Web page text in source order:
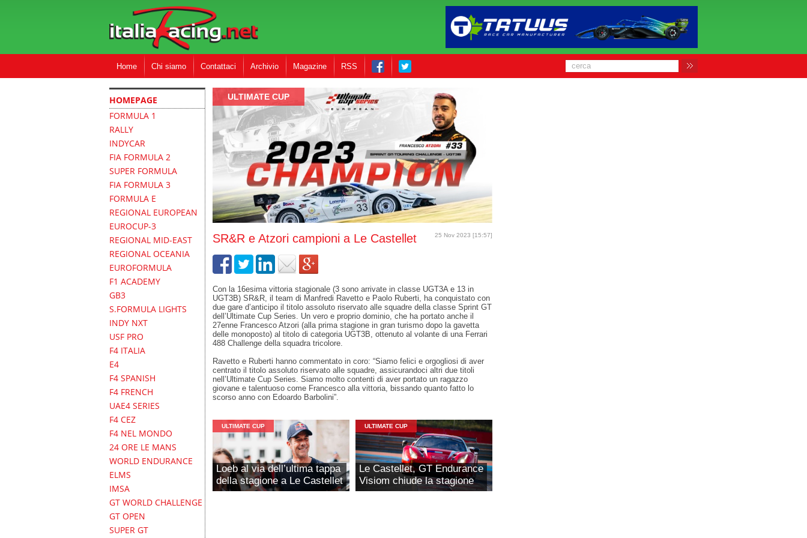
Home Chi siamo Contattaci Archivio Magazine RSS
HOMEPAGE
FORMULA 1
RALLY
INDYCAR
FIA FORMULA 2
SUPER FORMULA
FIA FORMULA 3
FORMULA E
REGIONAL EUROPEAN
EUROCUP-3
REGIONAL MID-EAST
REGIONAL OCEANIA
EUROFORMULA
F1 ACADEMY
GB3
S.FORMULA LIGHTS
INDY NXT
USF PRO
F4 ITALIA
E4
F4 SPANISH
F4 FRENCH
UAE4 SERIES
F4 CEZ
F4 NEL MONDO
24 ORE LE MANS
WORLD ENDURANCE
ELMS
IMSA
GT WORLD CHALLENGE
GT OPEN
SUPER GT
ULTIMATE CUP
25 Nov 2023 [15:57]
SR&R e Atzori campioni a Le Castellet
Con la 16esima vittoria stagionale (3 sono arrivate in classe UGT3A e 13 in
UGT3B) SR&R, il team di Manfredi Ravetto e Paolo Ruberti, ha conquistato con
due gare d’anticipo il titolo assoluto riservato alle squadre della classe Sprint GT
dell’Ultimate Cup Series. Un vero e proprio dominio, che ha portato anche il
27enne Francesco Atzori (alla prima stagione in gran turismo dopo la gavetta
delle monoposto) al titolo di categoria UGT3B, ottenuto al volante di una Ferrari
488 Challenge della squadra tricolore.
Ravetto e Ruberti hanno commentato in coro: “Siamo felici e orgogliosi di aver
centrato il titolo assoluto riservato alle squadre, assicurandoci altri due titoli
nell’Ultimate Cup Series. Siamo molto contenti di aver portato un ragazzo
giovane e talentuoso come Francesco alla vittoria, bissando quanto fatto lo
scorso anno con Edoardo Barbolini”.
ULTIMATE CUP
Loeb al via dell’ultima tappa
della stagione a Le Castellet
ULTIMATE CUP
Le Castellet, GT Endurance
Visiom chiude la stagione